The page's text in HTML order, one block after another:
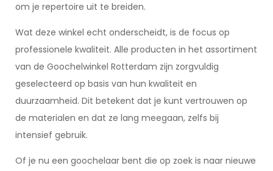
om je repertoire uit te breiden.
Wat deze winkel echt onderscheidt, is de focus op
professionele kwaliteit. Alle producten in het assortiment
van de Goochelwinkel Rotterdam zijn zorgvuldig
geselecteerd op basis van hun kwaliteit en
duurzaamheid. Dit betekent dat je kunt vertrouwen op
de materialen en dat ze lang meegaan, zelfs bij
intensief gebruik.
Of je nu een goochelaar bent die op zoek is naar nieuwe